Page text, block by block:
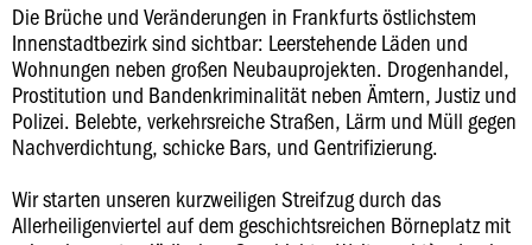
Die Brüche und Veränderungen in Frankfurts östlichstem
Innenstadtbezirk sind sichtbar: Leerstehende Läden und
Wohnungen neben großen Neubauprojekten. Drogenhandel,
Prostitution und Bandenkriminalität neben Ämtern, Justiz und
Polizei. Belebte, verkehrsreiche Straßen, Lärm und Müll gegen
Nachverdichtung, schicke Bars, und Gentrifizierung.
Wir starten unseren kurzweiligen Streifzug durch das
Allerheiligenviertel auf dem geschichtsreichen Börneplatz mit